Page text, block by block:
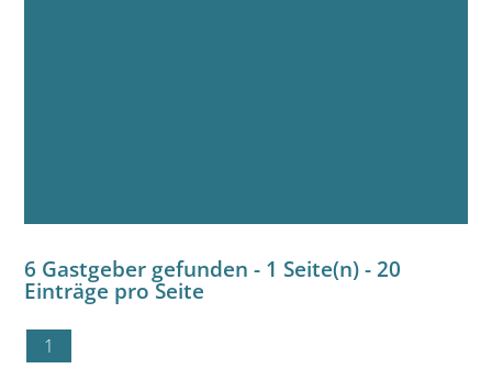
6 Gastgeber gefunden - 1 Seite(n) - 20
Einträge pro Seite
1